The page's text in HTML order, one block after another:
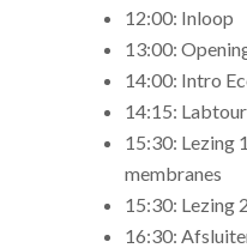
12:00: Inloop
13:00:
14:00: Intro
14:15:
15:30: Lezing
membranes
15:30: Lezing
16:30: